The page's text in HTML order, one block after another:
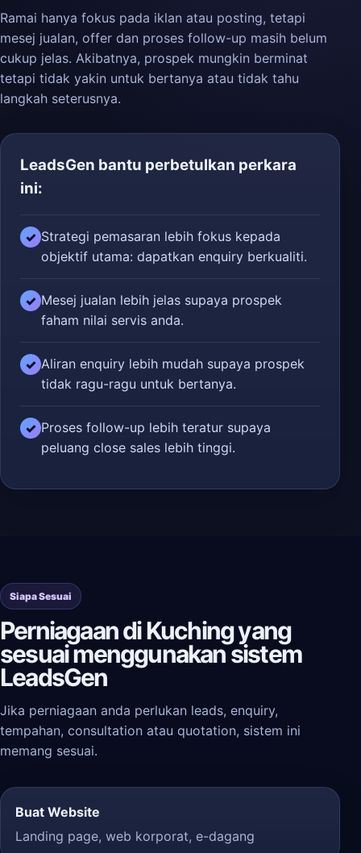
Ramai hanya fokus pada iklan atau posting, tetapi
mesej jualan, offer dan proses follow-up masih belum
cukup jelas. Akibatnya, prospek mungkin berminat
tetapi tidak yakin untuk bertanya atau tidak tahu
langkah seterusnya.
LeadsGen bantu perbetulkan perkara
ini:
✓ Strategi pemasaran lebih fokus kepada
objektif utama: dapatkan enquiry berkualiti.
✓ Mesej jualan lebih jelas supaya prospek
faham nilai servis anda.
✓ Aliran enquiry lebih mudah supaya prospek
tidak ragu-ragu untuk bertanya.
✓ Proses follow-up lebih teratur supaya
peluang close sales lebih tinggi.
Siapa Sesuai
Perniagaan di Kuching yang
sesuai menggunakan sistem
LeadsGen
Jika perniagaan anda perlukan leads, enquiry,
tempahan, consultation atau quotation, sistem ini
memang sesuai.
Buat Website
Landing page, web korporat, e-dagang